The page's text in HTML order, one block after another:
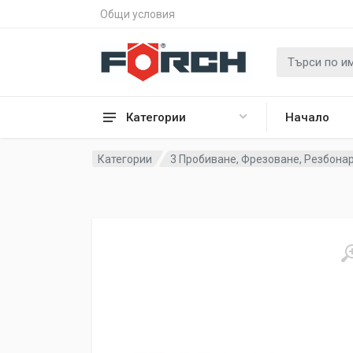
Общи условия
Категории Начало
Категории 3 Пробиване, Фрезоване,